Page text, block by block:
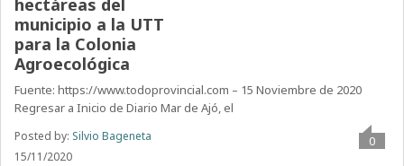
hectáreas del
municipio a la UTT
para la Colonia
Agroecológica
Fuente: https://www.todoprovincial.com – 15 Noviembre de 2020
Regresar a Inicio de Diario Mar de Ajó, el
Posted by: Silvio Bageneta
15/11/2020
0